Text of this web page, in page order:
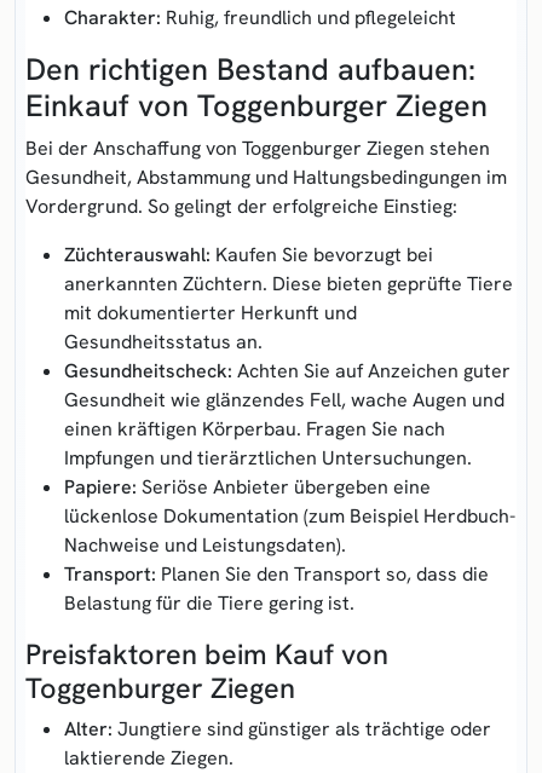
Charakter: Ruhig, freundlich und pflegeleicht
Den richtigen Bestand aufbauen:
Einkauf von Toggenburger Ziegen
Bei der Anschaffung von Toggenburger Ziegen stehen
Gesundheit, Abstammung und Haltungsbedingungen im
Vordergrund. So gelingt der erfolgreiche Einstieg:
Züchterauswahl: Kaufen Sie bevorzugt bei
anerkannten Züchtern. Diese bieten geprüfte Tiere
mit dokumentierter Herkunft und
Gesundheitsstatus an.
Gesundheitscheck: Achten Sie auf Anzeichen guter
Gesundheit wie glänzendes Fell, wache Augen und
einen kräftigen Körperbau. Fragen Sie nach
Impfungen und tierärztlichen Untersuchungen.
Papiere: Seriöse Anbieter übergeben eine
lückenlose Dokumentation (zum Beispiel Herdbuch-
Nachweise und Leistungsdaten).
Transport: Planen Sie den Transport so, dass die
Belastung für die Tiere gering ist.
Preisfaktoren beim Kauf von
Toggenburger Ziegen
Alter: Jungtiere sind günstiger als trächtige oder
laktierende Ziegen.